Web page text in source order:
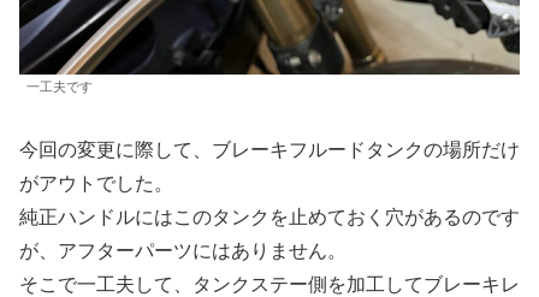
一工夫です
今回の変更に際して、ブレーキフルードタンクの場所だけ
がアウトでした。
純正ハンドルにはこのタンクを止めておく穴があるのです
が、アフターパーツにはありません。
そこで一工夫して、タンクステー側を加工してブレーキレ